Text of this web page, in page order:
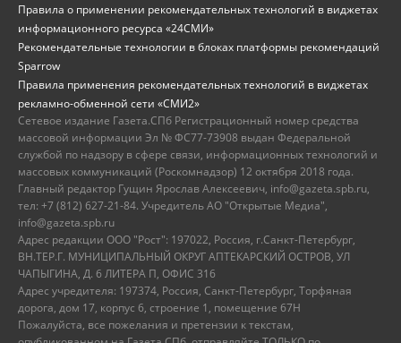
Правила о применении рекомендательных технологий в виджетах
информационного ресурса «24СМИ»
Рекомендательные технологии в блоках платформы рекомендаций
Sparrow
Правила применения рекомендательных технологий в виджетах
рекламно-обменной сети «СМИ2»
Сетевое издание Газета.СПб Регистрационный номер средства
массовой информации Эл № ФС77-73908 выдан Федеральной
службой по надзору в сфере связи, информационных технологий и
массовых коммуникаций (Роскомнадзор) 12 октября 2018 года.
Главный редактор Гущин Ярослав Алексеевич, info@gazeta.spb.ru,
тел: +7 (812) 627-21-84. Учредитель АО "Открытые Медиа",
info@gazeta.spb.ru
Адрес редакции ООО "Рост": 197022, Россия, г.Санкт-Петербург,
ВН.ТЕР.Г. МУНИЦИПАЛЬНЫЙ ОКРУГ АПТЕКАРСКИЙ ОСТРОВ, УЛ
ЧАПЫГИНА, Д. 6 ЛИТЕРА П, ОФИС 316
Адрес учредителя: 197374, Россия, Санкт-Петербург, Торфяная
дорога, дом 17, корпус 6, строение 1, помещение 67Н
Пожалуйста, все пожелания и претензии к текстам,